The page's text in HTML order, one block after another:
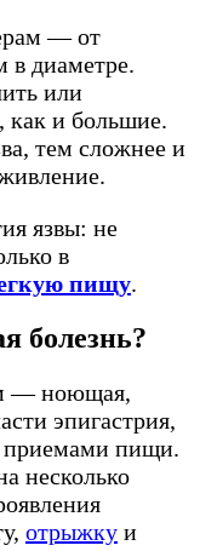
— от
в диаметре.
или
как и большие.
тем сложнее и
язвы: не
в
пищу.
болезнь?
— ноющая,
эпигастрия,
пищи.
несколько
отрыжку и